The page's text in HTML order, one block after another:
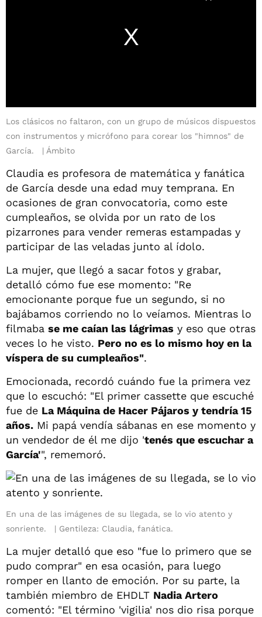
Los clásicos no faltaron, con un grupo de músicos dispuestos
con instrumentos y micrófono para corear los "himnos" de
García.
Ámbito
Claudia es profesora de matemática y fanática
de García desde una edad muy temprana. En
ocasiones de gran convocatoria, como este
cumpleaños, se olvida por un rato de los
pizarrones para vender remeras estampadas y
participar de las veladas junto al ídolo.
La mujer, que llegó a sacar fotos y grabar,
detalló cómo fue ese momento: "Re
emocionante porque fue un segundo, si no
bajábamos corriendo no lo veíamos. Mientras lo
filmaba se me caían las lágrimas y eso que otras
veces lo he visto. Pero no es lo mismo hoy en la
víspera de su cumpleaños".
Emocionada, recordó cuándo fue la primera vez
que lo escuchó: "El primer cassette que escuché
fue de La Máquina de Hacer Pájaros y tendría 15
años. Mi papá vendía sábanas en ese momento y
un vendedor de él me dijo 'tenés que escuchar a
García'", rememoró.
En una de las imágenes de su llegada, se lo vio atento y
sonriente.
Gentileza: Claudia, fanática.
La mujer detalló que eso "fue lo primero que se
pudo comprar" en esa ocasión, para luego
romper en llanto de emoción. Por su parte, la
también miembro de EHDLT Nadia Artero
comentó: "El término 'vigilia' nos dio risa porque